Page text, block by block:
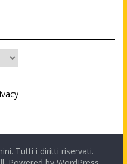
. Tutti i diritti riservati.